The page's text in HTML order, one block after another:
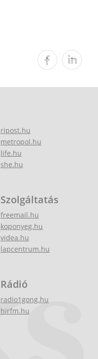
ripost.hu
metropol.hu
life.hu
she.hu
Szolgáltatás
freemail.hu
koponyeg.hu
videa.hu
lapcentrum.hu
Rádió
radio1gong.hu
hirfm.hu